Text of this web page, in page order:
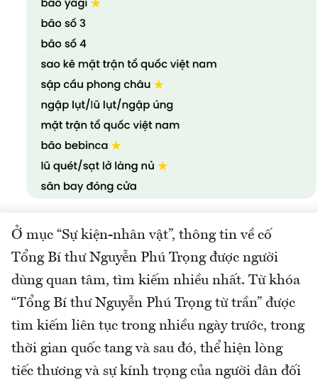
Ở mục “Sự kiện-nhân vật”, thông tin về cố
Tổng Bí thư Nguyễn Phú Trọng được người
dùng quan tâm, tìm kiếm nhiều nhất. Từ khóa
“Tổng Bí thư Nguyễn Phú Trọng từ trần” được
tìm kiếm liên tục trong nhiều ngày trước, trong
thời gian quốc tang và sau đó, thể hiện lòng
tiếc thương và sự kính trọng của người dân đối